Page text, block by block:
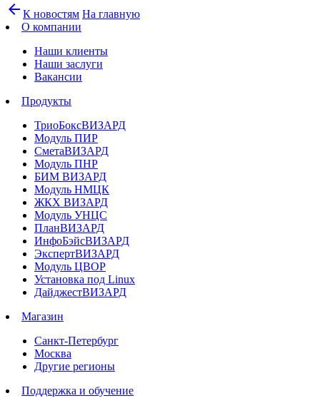
arrow_back К новостям На главную
О компании
Наши клиенты
Наши заслуги
Вакансии
Продукты
ТриоБоксВИЗАРД
Модуль ПИР
СметаВИЗАРД
Модуль ПНР
БИМ ВИЗАРД
Модуль НМЦК
ЖКХ ВИЗАРД
Модуль УНЦС
ПланВИЗАРД
ИнфоБэйсВИЗАРД
ЭкспертВИЗАРД
Модуль ЦВОР
Установка под Linux
ДайджестВИЗАРД
Магазин
Санкт-Петербург
Москва
Другие регионы
Поддержка и обучение